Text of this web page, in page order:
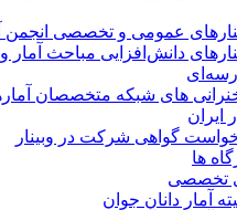
عمومی و تخصصی انجمن
دانش‌افزایی مباحث آمار
های شبکه متخصصان
ایران
گواهی شرکت در وبینار
ها
تخصصی
آمار دانان جوان